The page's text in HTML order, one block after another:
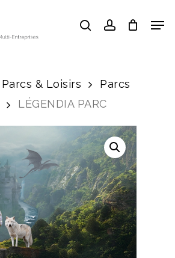
searchaccount
Parcs & Loisirs
Parcs
LÉGENDIA PARC